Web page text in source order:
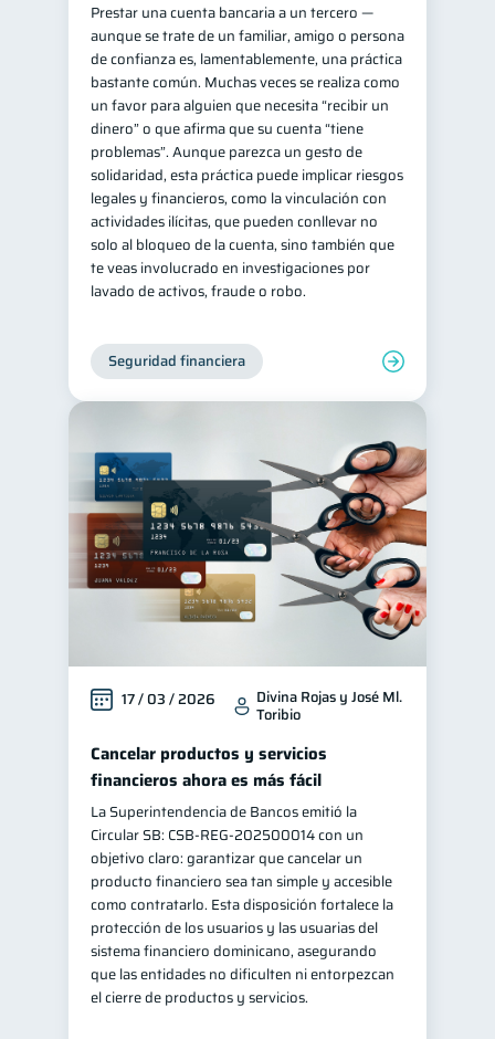
Prestar una cuenta bancaria a un tercero —
aunque se trate de un familiar, amigo o persona
de confianza es, lamentablemente, una práctica
bastante común. Muchas veces se realiza como
un favor para alguien que necesita “recibir un
dinero” o que afirma que su cuenta “tiene
problemas”. Aunque parezca un gesto de
solidaridad, esta práctica puede implicar riesgos
legales y financieros, como la vinculación con
actividades ilícitas, que pueden conllevar no
solo al bloqueo de la cuenta, sino también que
te veas involucrado en investigaciones por
lavado de activos, fraude o robo.
Seguridad financiera
17 / 03 / 2026 Divina Rojas y José Ml.
Toribio
Cancelar productos y servicios
financieros ahora es más fácil
La Superintendencia de Bancos emitió la
Circular SB: CSB‑REG‑202500014 con un
objetivo claro: garantizar que cancelar un
producto financiero sea tan simple y accesible
como contratarlo. Esta disposición fortalece la
protección de los usuarios y las usuarias del
sistema financiero dominicano, asegurando
que las entidades no dificulten ni entorpezcan
el cierre de productos y servicios.